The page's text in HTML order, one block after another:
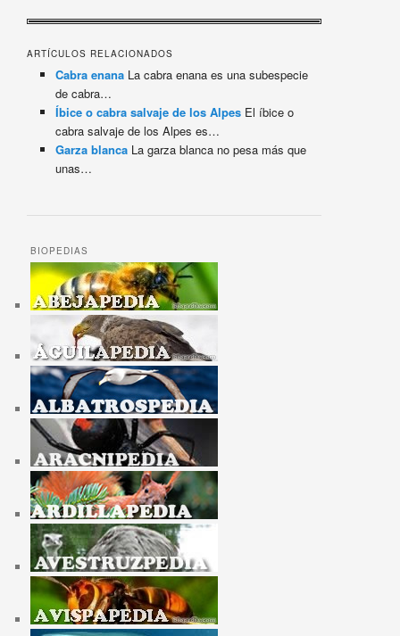
ARTÍCULOS RELACIONADOS
Cabra enana La cabra enana es una subespecie
de cabra…
Íbice o cabra salvaje de los Alpes El íbice o
cabra salvaje de los Alpes es…
Garza blanca La garza blanca no pesa más que
unas…
BIOPEDIAS